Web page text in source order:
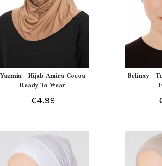
Yazmin - Hijab Amira Cocoa
Ready To Wear
€4.99
Belinay -